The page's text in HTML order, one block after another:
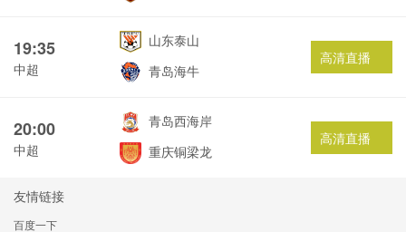
19:35
中超
山东泰山
青岛海牛
高清直播
20:00
中超
青岛西海岸
重庆铜梁龙
高清直播
友情链接
百度一下